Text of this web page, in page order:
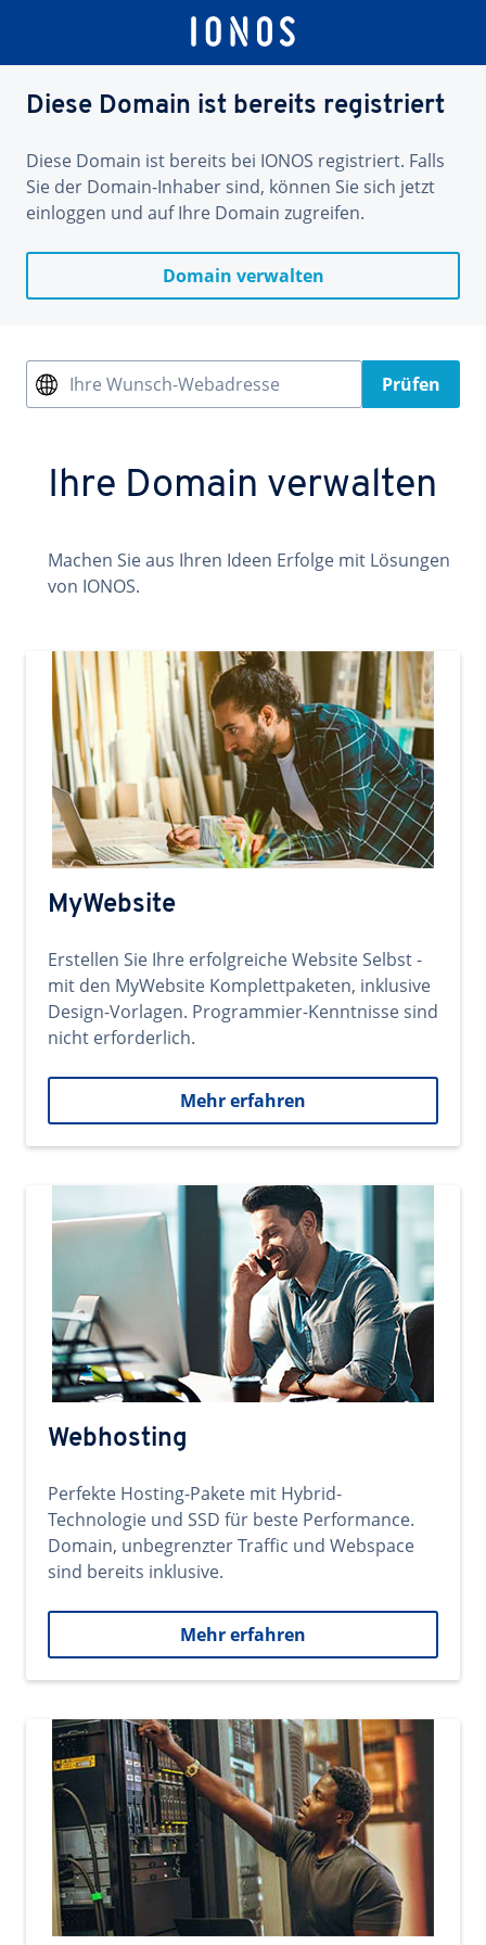
Diese Domain ist bereits registriert
Diese Domain ist bereits bei IONOS registriert. Falls
Sie der Domain-Inhaber sind, können Sie sich jetzt
einloggen und auf Ihre Domain zugreifen.
Domain verwalten
Ihre Wunsch-Webadresse Prüfen
Ihre Domain verwalten
Machen Sie aus Ihren Ideen Erfolge mit Lösungen
von IONOS.
MyWebsite
Erstellen Sie Ihre erfolgreiche Website Selbst -
mit den MyWebsite Komplettpaketen, inklusive
Design-Vorlagen. Programmier-Kenntnisse sind
nicht erforderlich.
Mehr erfahren
Webhosting
Perfekte Hosting-Pakete mit Hybrid-
Technologie und SSD für beste Performance.
Domain, unbegrenzter Traffic und Webspace
sind bereits inklusive.
Mehr erfahren